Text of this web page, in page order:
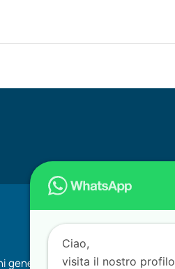
generali di vendita Il mio
Ciao,
visita il nostro